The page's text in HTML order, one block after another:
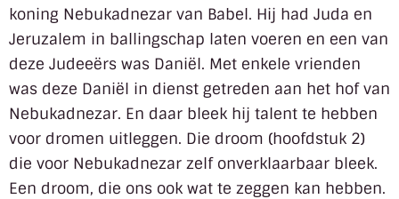
koning Nebukadnezar van Babel. Hij had Juda en
Jeruzalem in ballingschap laten voeren en een van
deze Judeeërs was Daniël. Met enkele vrienden
was deze Daniël in dienst getreden aan het hof van
Nebukadnezar. En daar bleek hij talent te hebben
voor dromen uitleggen. Die droom (hoofdstuk 2)
die voor Nebukadnezar zelf onverklaarbaar bleek.
Een droom, die ons ook wat te zeggen kan hebben.